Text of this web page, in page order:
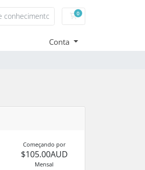
0Carrinho de Compras
Conta
Começando por
$105.00AUD
Mensal